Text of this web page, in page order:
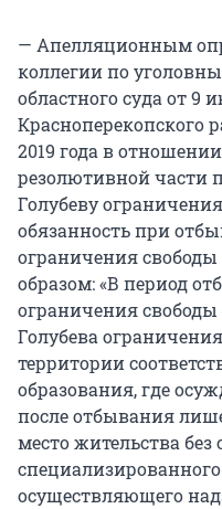
— Апелляционным
коллегии по
областного суда от 9
Красноперекопского
2019 года в
резолютивной части
Голубеву
обязанность при
ограничения
образом: «В период
ограничения
Голубева
территории
образования, где
после отбывания
место жительства без
осуществляющего